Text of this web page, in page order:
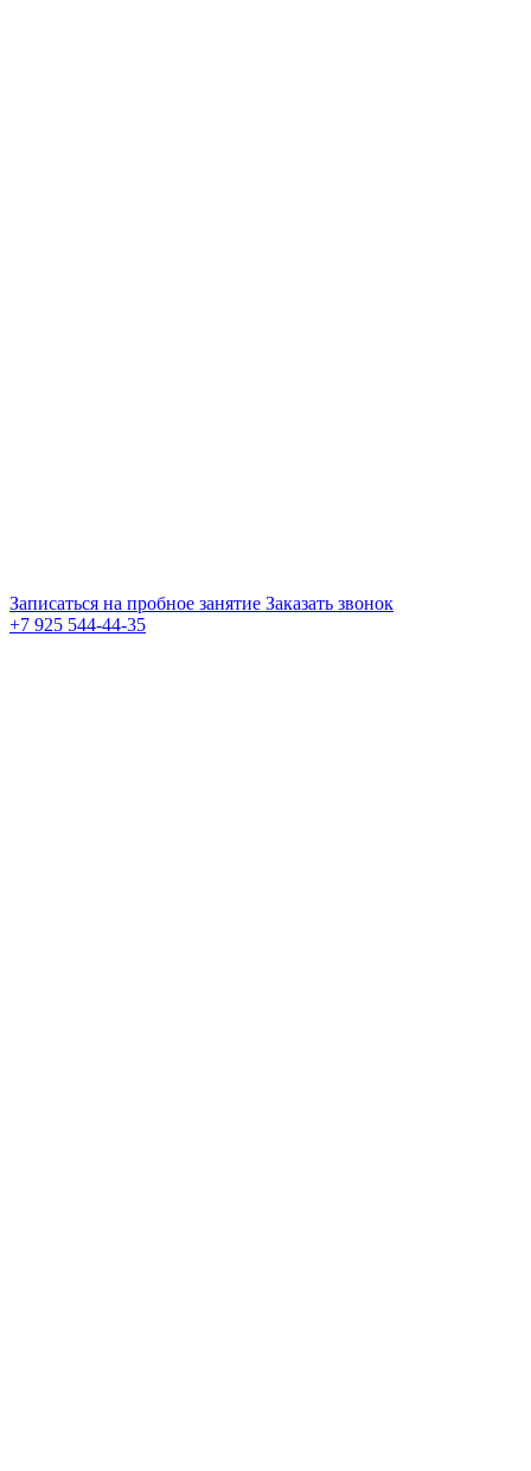
Записаться на пробное занятие Заказать звонок
+7 925 544-44-35